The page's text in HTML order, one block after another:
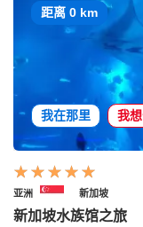
距离 0 km
我在那里 我
亚洲 新加坡
新加坡水族馆之旅